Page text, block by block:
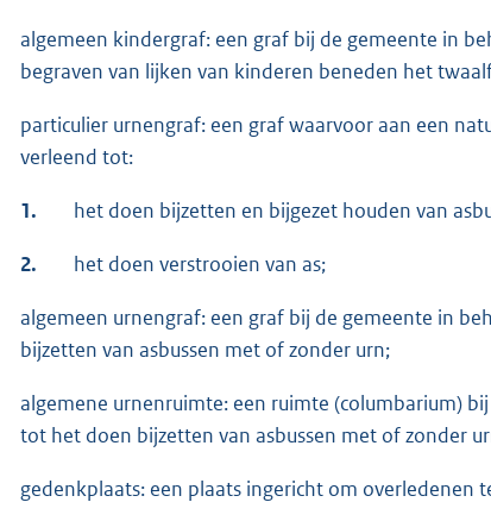
algemeen kindergraf: een graf bij de gemeente in
begraven van lijken van kinderen beneden het
particulier urnengraf: een graf waarvoor aan een
verleend tot:
1. het doen bijzetten en bijgezet houden van
2. het doen verstrooien van as;
algemeen urnengraf: een graf bij de gemeente in
bijzetten van asbussen met of zonder urn;
algemene urnenruimte: een ruimte (columbarium)
tot het doen bijzetten van asbussen met of zonder
gedenkplaats: een plaats ingericht om overledenen